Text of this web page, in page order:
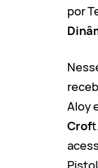
por
Aloy
Crof